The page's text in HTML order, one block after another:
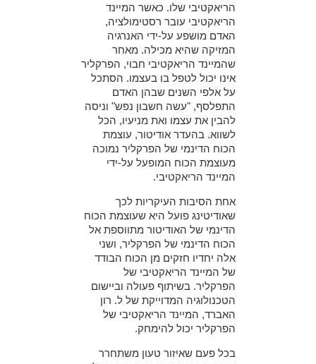
הריאקטיבי שלו. כאשר המיינד
הריאקטיבי עובר רסטימולציה,
האדם מושפע על-ידי האנרגיה
המזיקה שהיא מכילה. מאחר
שהמיינד הריאקטיבי חבוי, הפרקליר
אינו יכול לטפל בו בעצמו. הסתכל
על אלפי השנים שבהן האדם
התפלסף, "עשה חשבון נפש" וניסה
להבין את עצמו ואת מניעיו, הכל
לשווא. בהעדר אודיטור, עוצמת
הכוח הדינמי של הפרקליר נמוכה
מעוצמת הכוח המופעל על-ידי
המיינד הריאקטיבי.
אחת הסיבות העיקריות לכך
שאודיטינג פועל היא שעוצמת הכוח
הדינמי של האודיטור מתווספת אל
הכוח הדינמי של הפרקליר, ושני
אלה יחדיו חזקים מן הכוח הבודד
של המיינד הריאקטיבי של
הפרקליר. בשיתוף פעולה וביישום
הטכנולוגיה המדוייקת של ל. רון
האברד, המיינד הריאקטיבי של
הפרקליר יכול להימחק.
בכל פעם שאיזור טעון משתחרר